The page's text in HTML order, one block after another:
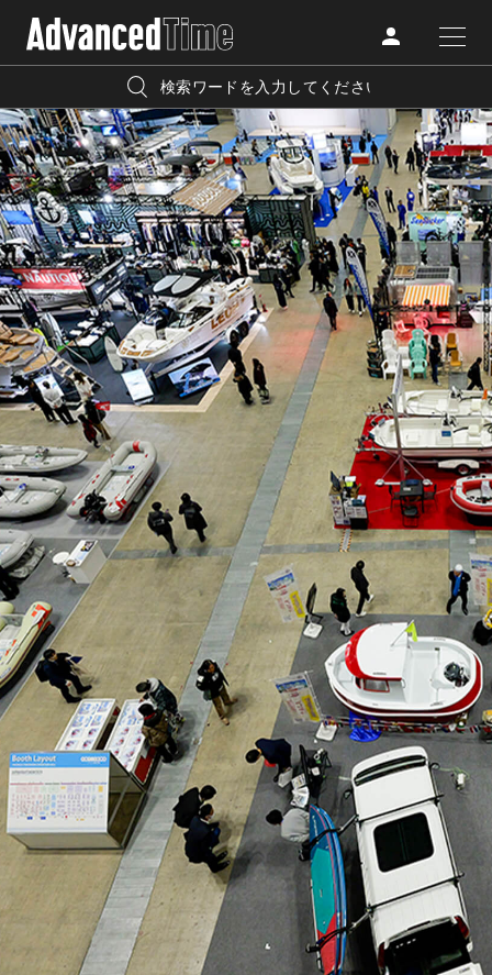
CATEGORY
FASHION
BEAUTY
TRAVEL
LIFESTYLE
FOLLOW US
AdvancedClub
『AdvancedTime』は、自由でしなやかに生きるハイエンド
な大人達におくる、スペシャルイシュー満載のメディア。
高感度なファッション、カルチャーに溺愛、未知の幅広い
教養を求め、今までの人生で積んだ経験、知見を余裕をも
って楽しみながら、進化するソーシャルに寄り添いたい。
何かに縛られていた時間から解き放たれつつある世代の
ライフスタイルを豊かに彩る『AdvancedTime』が発信する
情報をさらに充実し、より速やかに、活用できる
「AdvancedClub」会員組織を設けました。
「AdvancedClub」会員に登録すると、プレゼント応募情報
の一覧、プレミアムな会員限定イベント、ブランドのエクス
クルーシブアイテムの紹介など、特別なコンテンツ情報を
メールマガジンでお届け致します。更に『AdvancedTime』
のタブロイドマガジンのご案内もあり、送付手数料のみを
ご負担いただくことでお手元で『AdvancedTime』をお楽し
みいただけます。
登録は無料です。
一緒に『AdvancedTime』を楽しみましょう！
会員登録をする
人気の検索キーワード
宿泊 プレゼント
リゾート インテリア
美白 アイメイク